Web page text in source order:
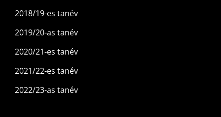
2018/19-es tanév
2019/20-as tanév
2020/21-es tanév
2021/22-es tanév
2022/23-as tanév